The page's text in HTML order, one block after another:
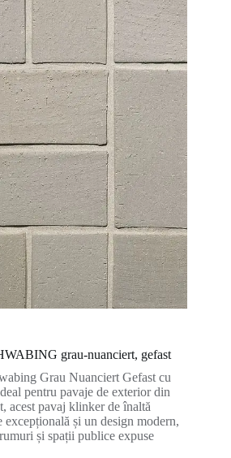
grau-nuanciert, gefast
Grau Nuanciert Gefast cu
pentru pavaje de exterior din
acest pavaj klinker de înaltă
și un design modern,
și spații publice expuse